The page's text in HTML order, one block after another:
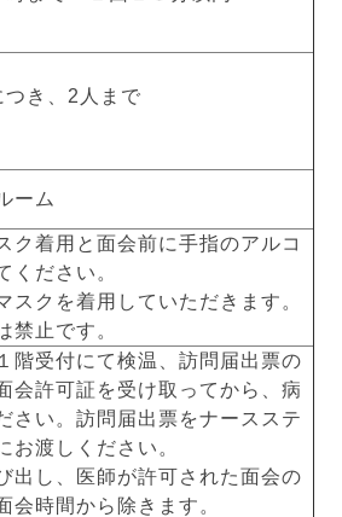
つき、2人まで
ーム
ク着用と面会前に手指のアルコ
ください。
スクを着用していただきます。
禁止です。
階受付にて検温、訪問届出票の
会許可証を受け取ってから、病
さい。訪問届出票をナースステ
お渡しください。
出し、医師が許可された面会の
会時間から除きます。